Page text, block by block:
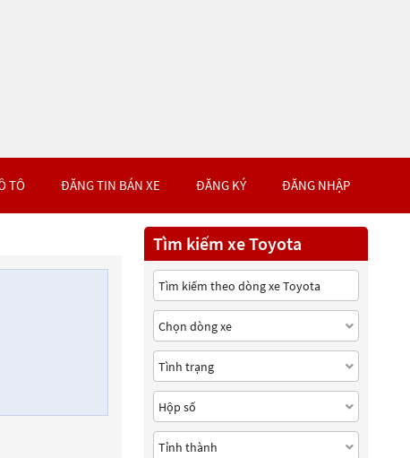
TÔ ĐĂNG TIN BÁN XE ĐĂNG KÝ ĐĂNG NHẬP
Tìm kiếm xe Toyota